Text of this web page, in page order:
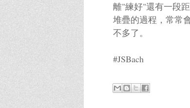
離"練好"還有一段
堆疊的過程，常常
不多了。
#JSBach